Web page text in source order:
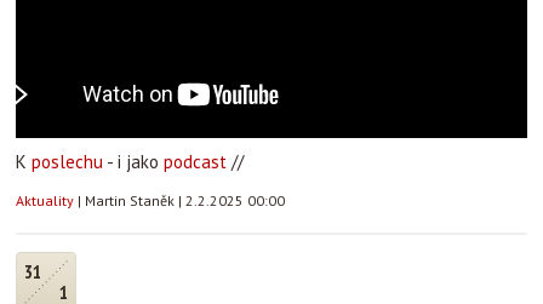
K poslechu - i jako podcast //
Aktuality | Martin Staněk | 2.2.2025 00:00
31
1